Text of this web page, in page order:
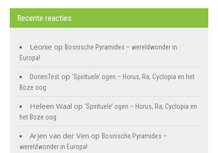
Recente reacties
Leonie op Bosnische Pyramides – wereldwonder in
Europa!
DorienTest op ‘Spirituele’ ogen – Horus, Ra, Cyclopia en het
Boze oog
Heleen Waal op ‘Spirituele’ ogen – Horus, Ra, Cyclopia en
het Boze oog
Arjen van der Ven op Bosnische Pyramides –
wereldwonder in Europa!